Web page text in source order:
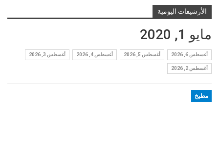
الأرشيفات اليومية
مايو 1, 2020
أغسطس 6, 2026 أغسطس 5, 2026 أغسطس 4, 2026 أغسطس 3, 2026
أغسطس 2, 2026
مطبخ